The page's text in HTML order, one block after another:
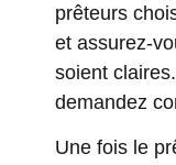
prêteurs
et assurez-
soient
demandez
Une fois le